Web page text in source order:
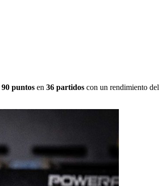
90 puntos en 36 partidos con un rendimiento del